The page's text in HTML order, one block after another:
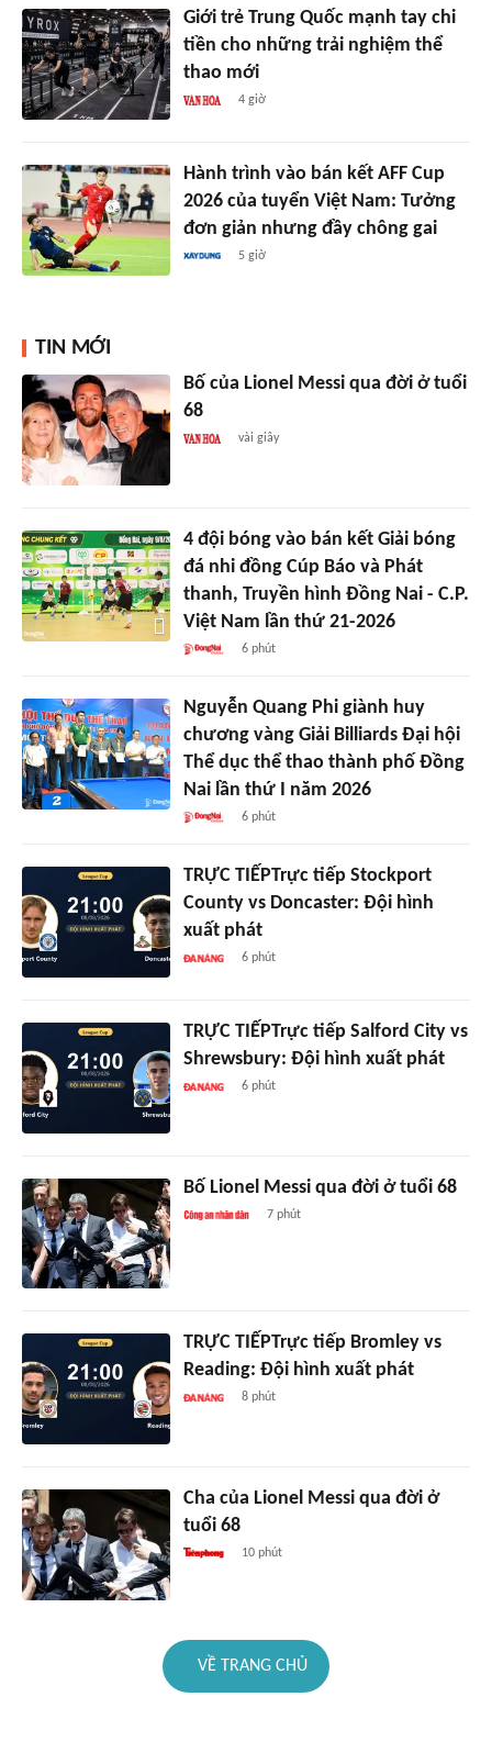
Giới trẻ Trung Quốc mạnh tay chi
tiền cho những trải nghiệm thể
thao mới
4 giờ
Hành trình vào bán kết AFF Cup
2026 của tuyển Việt Nam: Tưởng
đơn giản nhưng đầy chông gai
5 giờ
TIN MỚI
Bố của Lionel Messi qua đời ở tuổi
68
vài giây
4 đội bóng vào bán kết Giải bóng
đá nhi đồng Cúp Báo và Phát
thanh, Truyền hình Đồng Nai - C.P.
Việt Nam lần thứ 21-2026
6 phút
Nguyễn Quang Phi giành huy
chương vàng Giải Billiards Đại hội
Thể dục thể thao thành phố Đồng
Nai lần thứ I năm 2026
6 phút
TRỰC TIẾPTrực tiếp Stockport
County vs Doncaster: Đội hình
xuất phát
6 phút
TRỰC TIẾPTrực tiếp Salford City vs
Shrewsbury: Đội hình xuất phát
6 phút
Bố Lionel Messi qua đời ở tuổi 68
7 phút
TRỰC TIẾPTrực tiếp Bromley vs
Reading: Đội hình xuất phát
8 phút
Cha của Lionel Messi qua đời ở
tuổi 68
10 phút
VỀ TRANG CHỦ